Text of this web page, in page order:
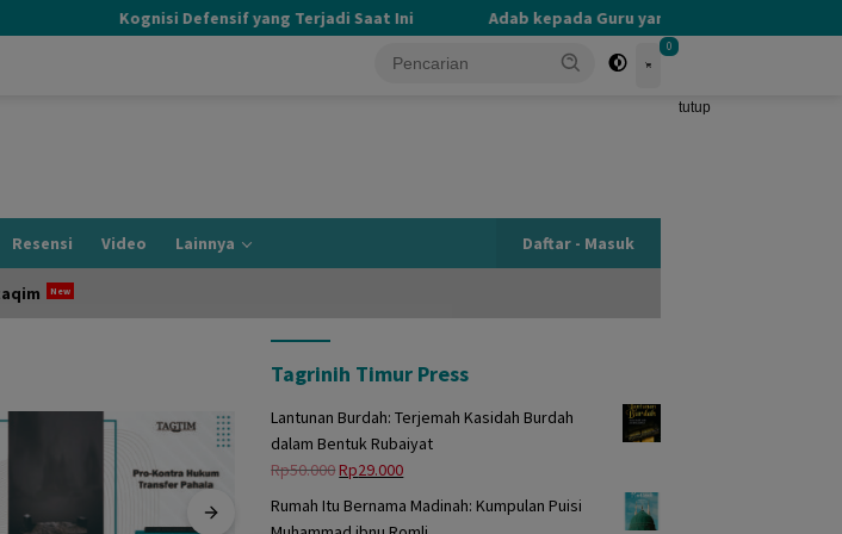
Kognisi Defensif yang Terjadi Saat Ini Adab kepada Guru yang Terlupakan
0
tutup
Resensi Video Lainnya Daftar - Masuk
Tagrinih Timur Press
Lantunan Burdah: Terjemah Kasidah Burdah
dalam Bentuk Rubaiyat
Rp50.000Harga
adalah:
Rp29.000Harga
Rumah Itu Bernama Madinah: Kumpulan Puisi